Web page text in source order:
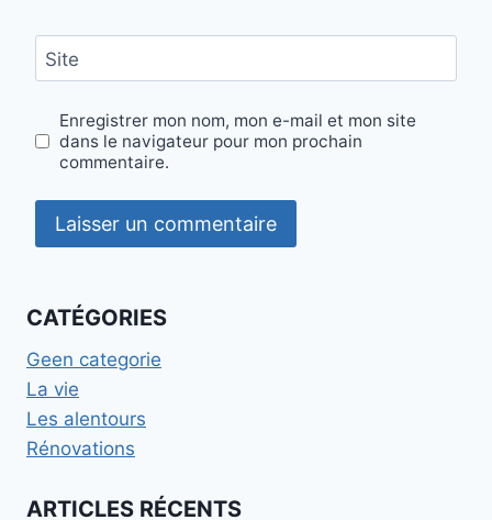
Site
Enregistrer mon nom, mon e-mail et mon site
dans le navigateur pour mon prochain
commentaire.
CATÉGORIES
Geen categorie
La vie
Les alentours
Rénovations
ARTICLES RÉCENTS